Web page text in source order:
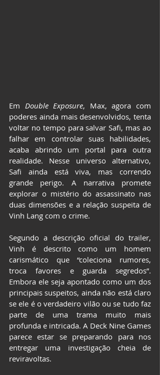
Em Double Exposure, Max, agora com
poderes ainda mais desenvolvidos, tenta
voltar no tempo para salvar Safi, mas ao
falhar em controlar suas habilidades,
acaba abrindo um portal para outra
realidade. Nesse universo alternativo,
Safi ainda está viva, mas correndo
grande perigo. A narrativa promete
explorar o mistério do assassinato nas
duas dimensões e a relação suspeita de
Vinh Lang com o crime.
Segundo a descrição oficial do trailer,
Vinh é descrito como um homem
carismático que “coleciona rumores,
troca favores e guarda segredos”.
Embora ele seja apontado como um dos
principais suspeitos, ainda não está claro
se ele é o verdadeiro vilão ou se tudo faz
parte de uma trama muito mais
profunda e intricada. A Deck Nine Games
parece estar se preparando para nos
entregar uma investigação cheia de
reviravoltas.